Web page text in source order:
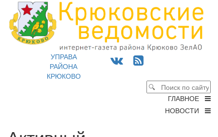
УПРАВА
РАЙОНА
КРЮКОВО
ГЛАВНОЕ
НОВОСТИ